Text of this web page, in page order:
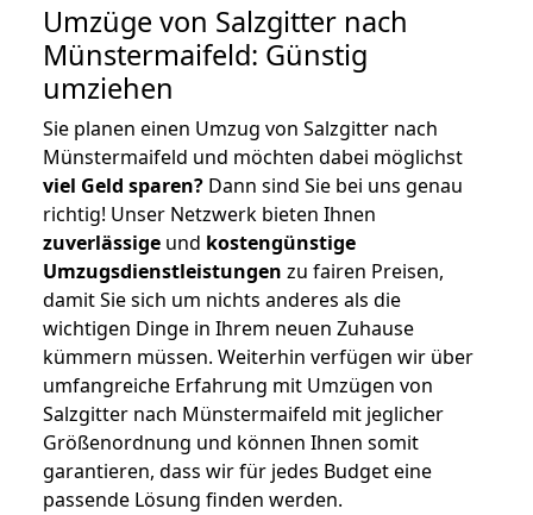
Umzüge von Salzgitter nach
Münstermaifeld: Günstig
umziehen
Sie planen einen Umzug von Salzgitter nach
Münstermaifeld und möchten dabei möglichst
viel Geld sparen? Dann sind Sie bei uns genau
richtig! Unser Netzwerk bieten Ihnen
zuverlässige und kostengünstige
Umzugsdienstleistungen zu fairen Preisen,
damit Sie sich um nichts anderes als die
wichtigen Dinge in Ihrem neuen Zuhause
kümmern müssen. Weiterhin verfügen wir über
umfangreiche Erfahrung mit Umzügen von
Salzgitter nach Münstermaifeld mit jeglicher
Größenordnung und können Ihnen somit
garantieren, dass wir für jedes Budget eine
passende Lösung finden werden.